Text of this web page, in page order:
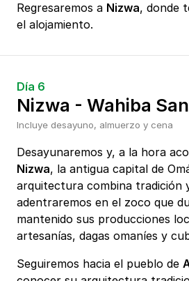
Regresaremos a Nizwa, donde
el alojamiento.
Día 6
Nizwa - Wahiba
Incluye desayuno, almuerzo y cena
Desayunaremos y, a la hora
Nizwa, la antigua capital de
arquitectura combina tradición
adentraremos en el zoco que
mantenido sus producciones
artesanías, dagas omaníes y
Seguiremos hacia el pueblo de